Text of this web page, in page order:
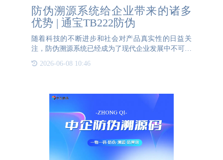
防伪溯源系统给企业带来的诸多
优势 | 通宝TB222防伪
随着科技的不断进步和社会对产品真实性的日益关
注，防伪溯源系统已经成为了现代企业发展中不可或
缺的一部分。这些系统通过提供产品的完整历史记录
与验证手段，不仅加强了品牌保护，提升了消费者信
2026-06-08 10:46